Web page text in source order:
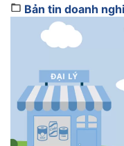
vực kinh doanh, bạn
nghiệm và những
nghiệp […]
Bản tin doanh